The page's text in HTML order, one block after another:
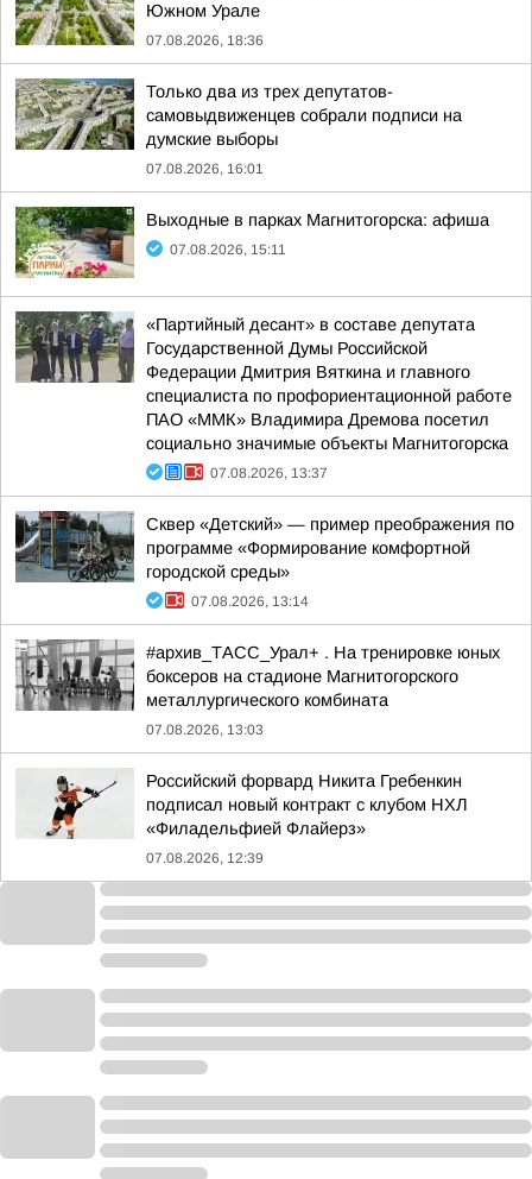
Южном Урале
07.08.2026, 18:36
Только два из трех депутатов-
самовыдвиженцев собрали подписи на
думские выборы
07.08.2026, 16:01
Выходные в парках Магнитогорска: афиша
07.08.2026, 15:11
«Партийный десант» в составе депутата
Государственной Думы Российской
Федерации Дмитрия Вяткина и главного
специалиста по профориентационной работе
ПАО «ММК» Владимира Дремова посетил
социально значимые объекты Магнитогорска
07.08.2026, 13:37
Сквер «Детский» — пример преображения по
программе «Формирование комфортной
городской среды»
07.08.2026, 13:14
#архив_ТАСС_Урал+ . На тренировке юных
боксеров на стадионе Магнитогорского
металлургического комбината
07.08.2026, 13:03
Российский форвард Никита Гребенкин
подписал новый контракт с клубом НХЛ
«Филадельфией Флайерз»
07.08.2026, 12:39